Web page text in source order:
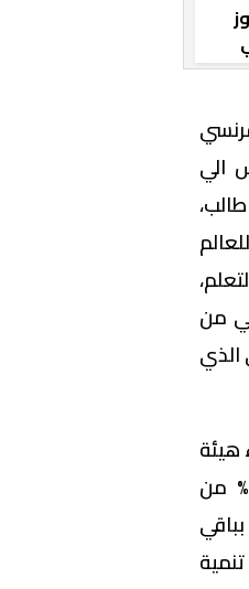
الي
من
الذي
التدريس لاستكمال دراسة الدكتوراه بالجامعة الفرنسية التي ستمول 50% من